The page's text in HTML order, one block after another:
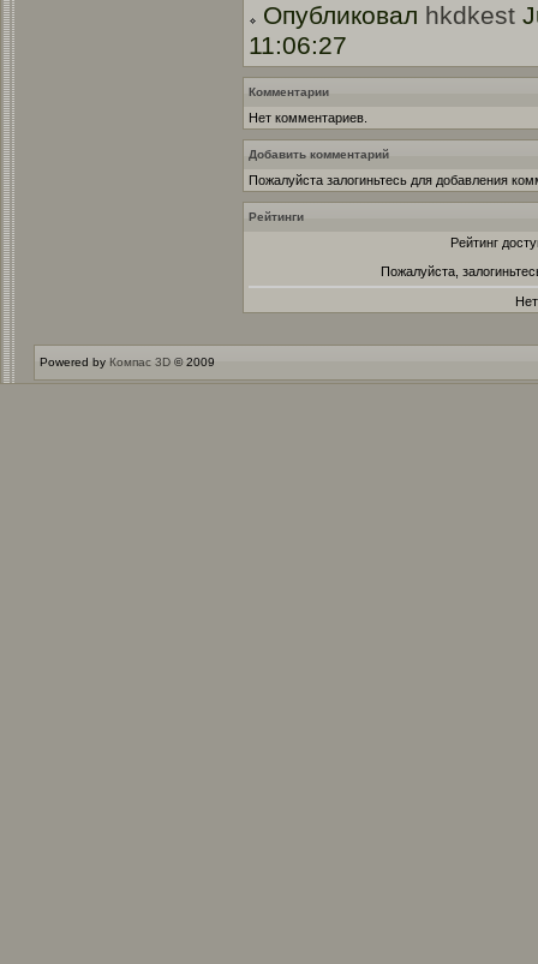
Опубликовал hkdkest
11:06:27
Комментарии
Нет комментариев.
Добавить комментарий
Пожалуйста залогиньтесь для добавления
Рейтинги
Рейтинг
Пожалуйста,
Powered by Компас 3D © 2009